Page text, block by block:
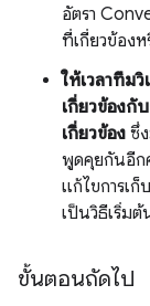
อัตรา
ที่เกี่ยวข้องห
ให้เวลาทีม
เกี่ยวข้องกั
เกี่ยวข้อง ซึ่
พูดคุยกันอีก
แก้ไขการเ
เป็นวิธีเริ่มต้
ขั้นตอนถัดไป